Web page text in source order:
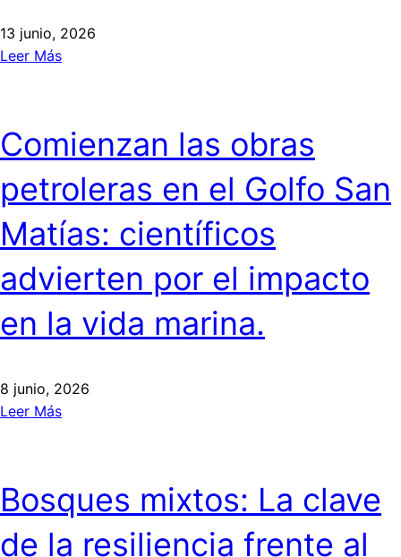
13 junio, 2026
Leer Más
Comienzan las obras
petroleras en el Golfo San
Matías: científicos
advierten por el impacto
en la vida marina.
8 junio, 2026
Leer Más
Bosques mixtos: La clave
de la resiliencia frente al